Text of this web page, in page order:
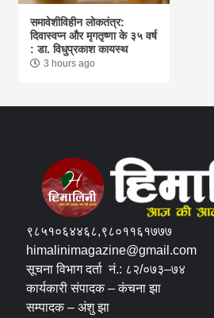
समावेशीविहीन लोकतंत्र:
दिवास्वप्न और मृगतृष्णा के ३५ वर्ष
: डा. विधुप्रकाश कायस्थ
3 hours ago
९८५१०६४४६८,९८०११६१७७७
himalinimagazine@gmail.com
सूचना विभाग दर्ता नं.: ८२/०७३–७४
कार्यकारी संपादक – कंचना झा
सम्पादक – अंशु झा